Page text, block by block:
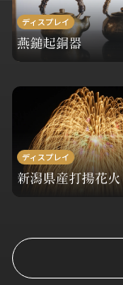
ディスプレイ
燕鎚起銅器
ディスプレイ
新潟県産打揚花火